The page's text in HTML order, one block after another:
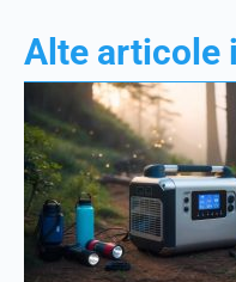
Alte articole